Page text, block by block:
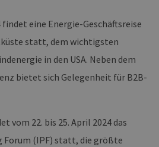
findet eine Energie-Geschäftsreise
statt, dem wichtigsten
in den USA. Neben dem
bietet sich Gelegenheit für B2B-
vom 22. bis 25. April 2024 das
(IPF) statt, die größte